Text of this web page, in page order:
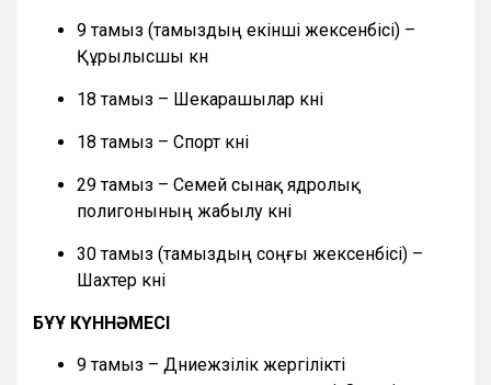
9 тамыз (тамыздың екінші жексенбісі) –
Құрылысшы күн
18 тамыз – Шекарашылар күні
18 тамыз – Спорт күні
29 тамыз – Семей сынақ ядролық
полигонының жабылу күні
30 тамыз (тамыздың соңғы жексенбісі) –
Шахтер күні
БҰҰ КҮННӘМЕСІ
9 тамыз – Дүниежүзілік жергілікті